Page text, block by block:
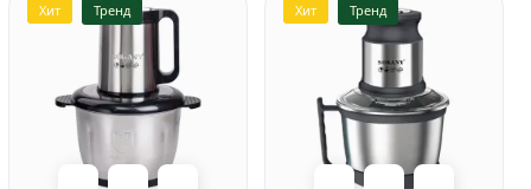
Хит Тренд Хит Тренд